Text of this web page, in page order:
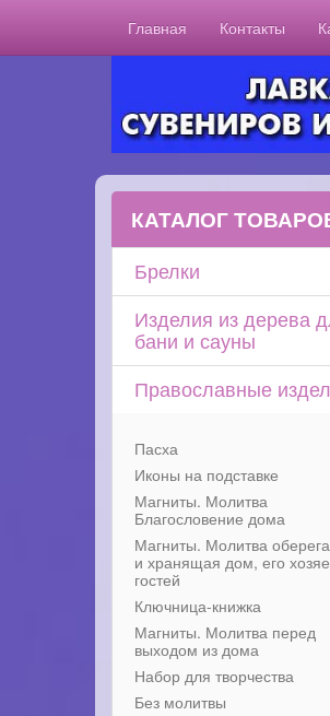
Главная Контакты
КАТАЛОГ
Брелки
Изделия из дерева
бани и сауны
Православные
Пасха
Иконы на подставке
Магниты. Молитва
Благословение дома
Магниты. Молитва
и хранящая дом, его
гостей
Ключница-книжка
Магниты. Молитва перед
выходом из дома
Набор для творчества
Без молитвы